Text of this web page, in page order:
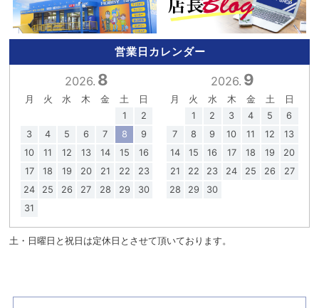
営業日カレンダー
2026. 8
月 火 水 木 金 土
日
1
2
3
4 5 6 7 8
9
10
11 12 13 14 15
16
17
18 19 20 21 22
23
24
25 26 27 28 29
30
31
2026. 9
月 火 水 木 金 土
日
1
2 3 4 5
6
7
8 9 10 11 12
13
14
15 16 17 18 19
20
21
22 23 24 25 26
27
28
29 30
土・日曜日と祝日は定休日とさせて頂いております。